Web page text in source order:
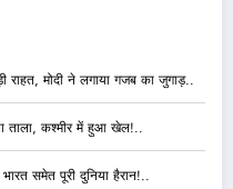
मोदी ने लगाया गजब का जुगाड़..
ताला, कश्मीर में हुआ खेल!..
समेत पूरी दुनिया हैरान!..